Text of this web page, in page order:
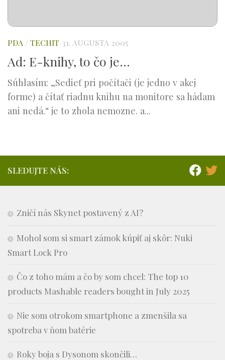
PDA / TECHIT 31. AUGUSTA 2005
Ad: E-knihy, to čo je…
Súhlasím: „Sedieť pri počítači (je jedno v akej
forme) a čítať riadnu knihu na monitore sa hádam
ani nedá.“ je to zhola nemozne. a...
SLEDUJTE NÁS:
Zničí nás Skynet postavený z AI?
Mohol som si smart zámok kúpiť aj skôr: Nuki
Smart Lock Pro
Čo z toho mám a čo by som chcel: The top 10
products Mashable readers bought in July 2025
Nie som otrokom smartphone a zmenšila sa
spotreba v ňom batérie
Roky boja s Dysonom skončili…